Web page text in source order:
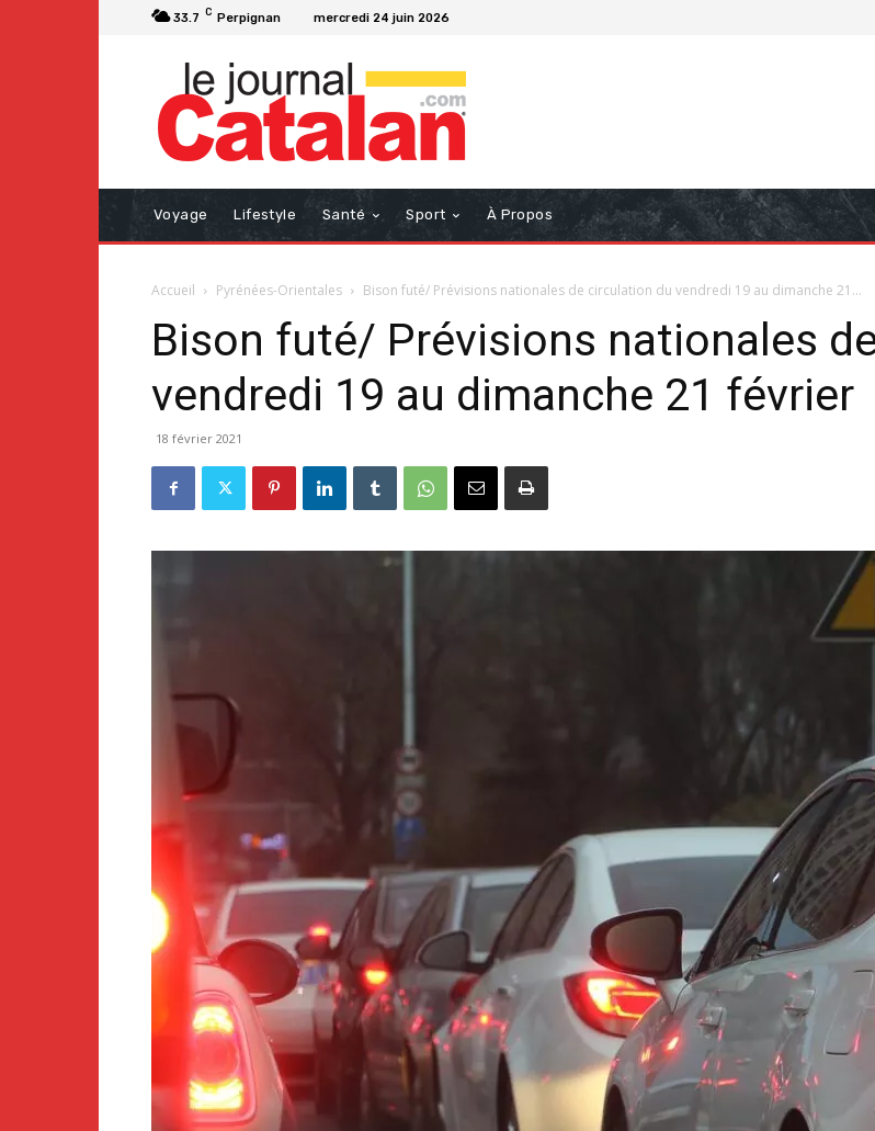
33.7 C Perpignan mercredi 24 juin 2026
Voyage Lifestyle Santé Sport À Propos
Accueil Pyrénées-Orientales Bison futé/ Prévisions nationales de circulation du vendredi 19 au dimanche 21...
Bison futé/ Prévisions nationales
vendredi 19 au dimanche 21 février
18 février 2021